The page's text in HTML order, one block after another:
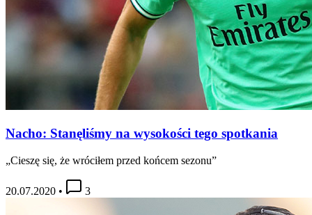
Nacho: Stanęliśmy na wysokości tego spotkania
„Cieszę się, że wróciłem przed końcem sezonu”
20.07.2020 • 3